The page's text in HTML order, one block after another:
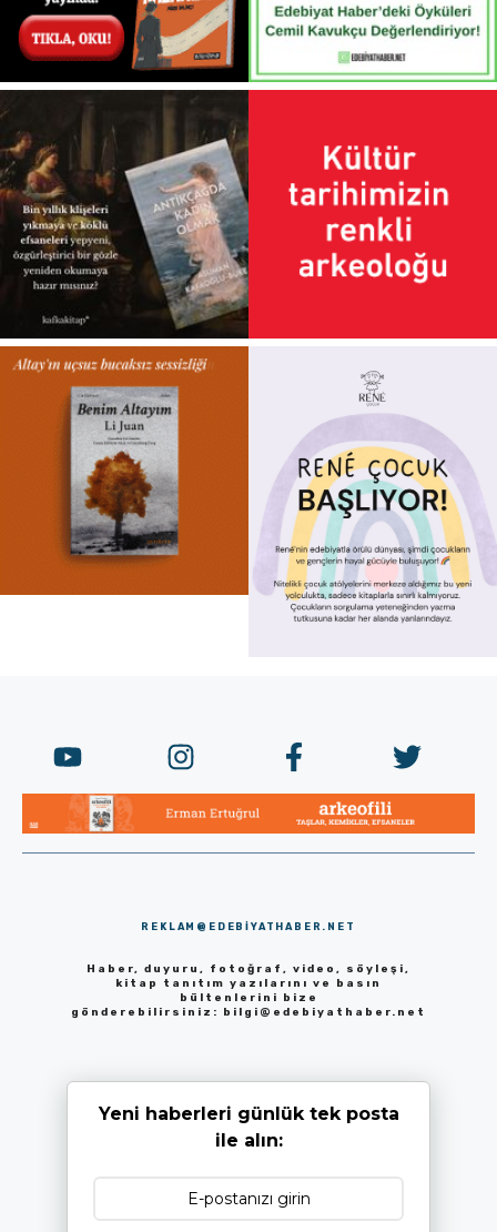
REKLAM@EDEBIYATHABER.NET
Haber, duyuru, fotoğraf, video, söyleşi,
kitap tanıtım yazılarını ve basın
bültenlerini bize
gönderebilirsiniz:
bilgi@edebiyathaber.net
Yeni haberleri günlük tek posta
ile alın: